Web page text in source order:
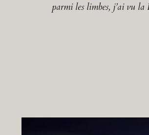
parmi les limbes, j’ai vu la